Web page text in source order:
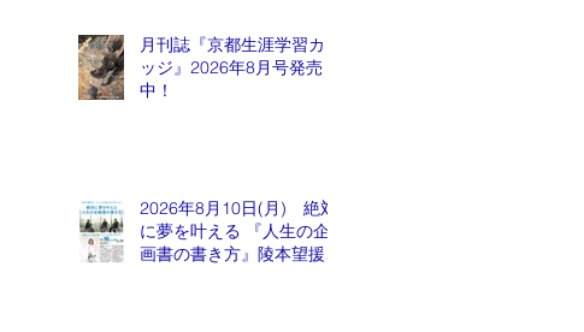
月刊誌『京都生涯学習カレ
ッジ』2026年8月号発売
中！
2026年8月10日(月) 絶対
に夢を叶える 『人生の企
画書の書き方』陵本望援先